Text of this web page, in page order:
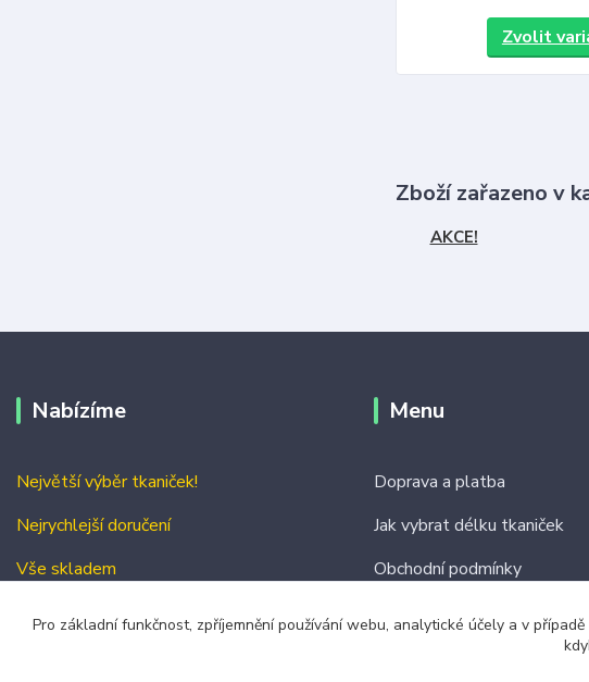
Zvolit
Zboží zařazeno v
AKCE!
Nabízíme
Největší výběr tkaniček!
Nejrychlejší doručení
Vše skladem
Menu
Doprava a platba
Jak vybrat délku tkaniček
Obchodní podmínky
Pro základní funkčnost, zpříjemnění používání webu, analytické účely a v